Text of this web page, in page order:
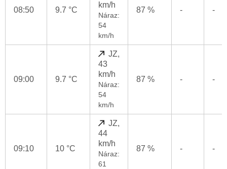
08:50 9.7 °C
km/h
Náraz:
54
km/h
87 % - -
09:00 9.7 °C
JZ,
43
km/h
Náraz:
54
km/h
87 % - -
09:10 10 °C
JZ,
44
km/h
Náraz:
61
87 % - -